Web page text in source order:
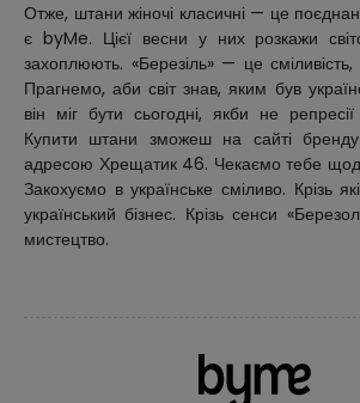
Отже, штани жіночі класичні — це
є byMe. Цієї весни у них розкажи
захоплюють. «Березіль» — це сміливість,
Прагнемо, аби світ знав, яким був
він міг бути сьогодні, якби не
Купити штани зможеш на сайті
адресою Хрещатик 46. Чекаємо тебе
Закохуємо в українське сміливо. Крізь
український бізнес. Крізь сенси
мистецтво.